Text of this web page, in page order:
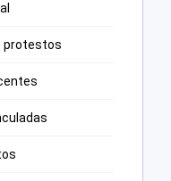
protestos